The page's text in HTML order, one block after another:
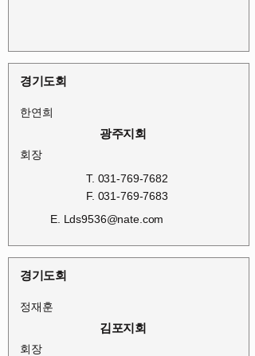
경기도회
한연희
광주지회
회장
T. 031-769-7682
F. 031-769-7683
E. Lds9536@nate.com
경기도회
정재훈
김포지회
회장